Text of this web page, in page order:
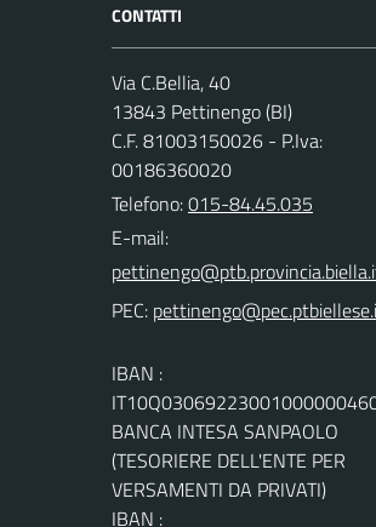
CONTATTI
Via C.Bellia, 40
13843 Pettinengo (BI)
C.F. 81003150026 - P.Iva:
00186360020
Telefono:015-84.45.035
E-mail:
PEC:
IBAN :
BANCA INTESA SANPAOLO
(TESORIERE DELL'ENTE PER
VERSAMENTI DA PRIVATI)
IBAN :